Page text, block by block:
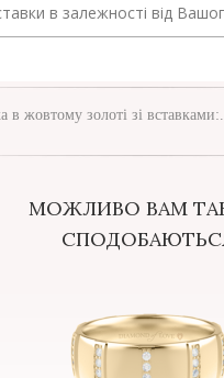
в залежності від
в жовтому золоті зі вставками:...
МОЖЛИВО ВАМ